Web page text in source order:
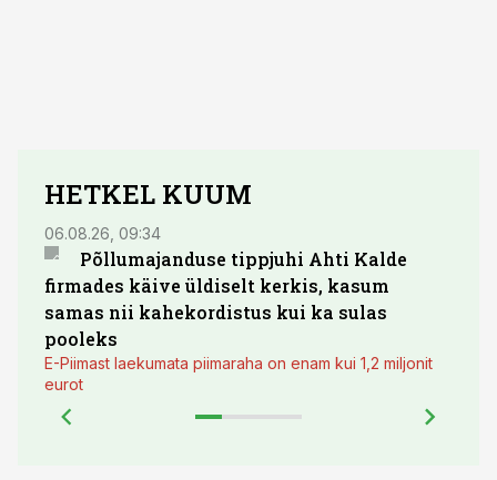
HETKEL KUUM
06.08.26, 09:34
Põllumajanduse tippjuhi Ahti Kalde
firmades käive üldiselt kerkis, kasum
samas nii kahekordistus kui ka sulas
pooleks
E-Piimast laekumata piimaraha on enam kui 1,2 miljonit
eurot